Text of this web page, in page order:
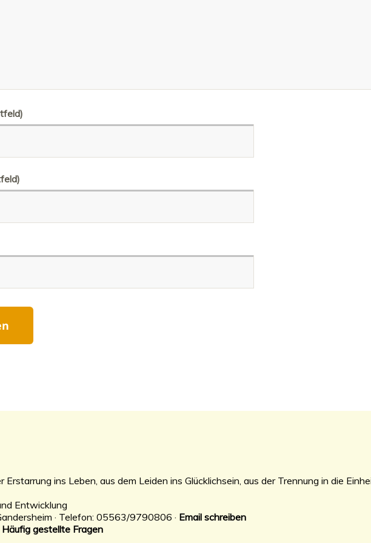
Erstarrung ins Leben, aus dem Leiden ins Glücklichsein, aus der Trennung in die
Entwicklung
· Telefon: 05563/9790806 · Email schreiben
Häufig gestellte Fragen